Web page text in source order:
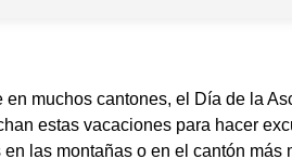
muchos cantones, el Día de la
estas vacaciones para hacer
las montañas o en el cantón más